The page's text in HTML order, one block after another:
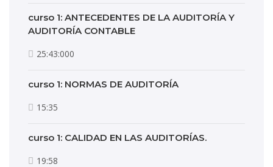
curso 1: ANTECEDENTES DE LA AUDITORÍA Y
AUDITORÍA CONTABLE
25:43:000
curso 1: NORMAS DE AUDITORÍA
15:35
curso 1: CALIDAD EN LAS AUDITORÍAS.
19:58